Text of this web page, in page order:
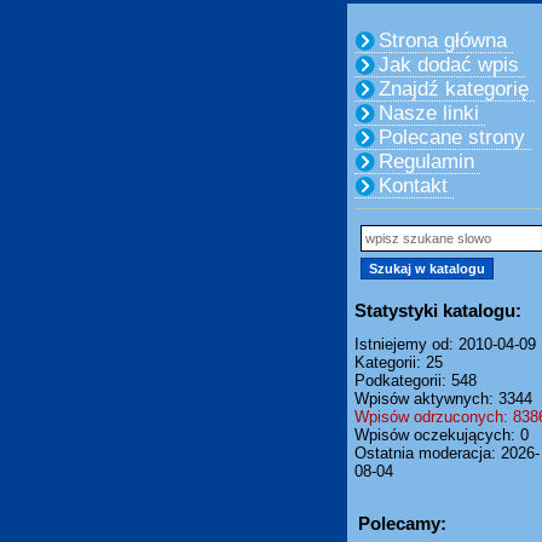
Strona główna
Jak dodać wpis
Znajdź kategorię
Nasze linki
Polecane strony
Regulamin
Kontakt
Statystyki katalogu:
Istniejemy od: 2010-04-09
Kategorii: 25
Podkategorii: 548
Wpisów aktywnych: 3344
Wpisów odrzuconych:
Wpisów oczekujących: 0
Ostatnia moderacja: 2026-
08-04
Polecamy: